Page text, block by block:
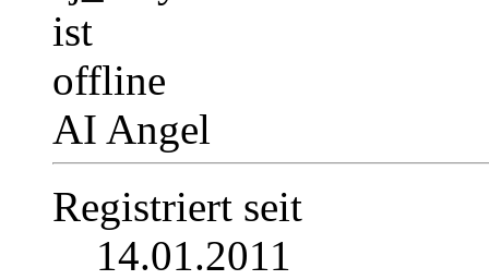
AI Angel
Registriert seit
14.01.2011